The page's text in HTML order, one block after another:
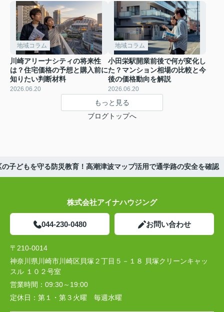
地域コラム
川崎アリーナシティの将来性
は？住宅価格の予想と購入前に
知りたい判断材料
2026.06.20
地域コラム
小田栄駅開業前後で何が変化し
た？マンション相場の比較と今
後の価格動向を解説
2026.06.20
もっと見る
ブログトップへ
の子どもを守る防災教育！高潮津波マップ活用で通学路の安全を確認
株式会社アイナハウジング
044-230-0480 お問い合わせ
〒210-0014
神奈川県川崎市川崎区貝塚２丁目５－１８ 貝塚クリーンキャッ
スル １０２号室
営業時間： 09:30～19:00
定休日： 第１・第３火曜 毎週水曜